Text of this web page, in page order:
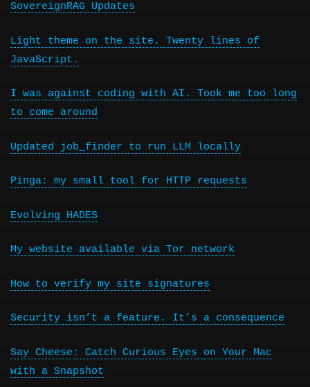
SovereignRAG Updates
Light theme on the site. Twenty lines of
JavaScript.
I was against coding with AI. Took me too long
to come around
Updated job_finder to run LLM locally
Pinga: my small tool for HTTP requests
Evolving HADES
My website available via Tor network
How to verify my site signatures
Security isn’t a feature. It’s a consequence
Say Cheese: Catch Curious Eyes on Your Mac
with a Snapshot